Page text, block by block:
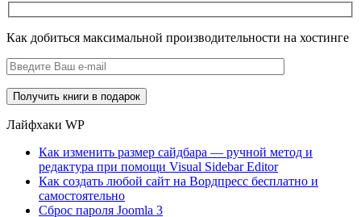
Как добиться максимальной производительности на хостинге
Лайфхаки WP
Как изменить размер сайдбара — ручной метод и
редактура при помощи Visual Sidebar Editor
Как создать любой сайт на Вордпресс бесплатно и
самостоятельно
Сброс пароля Joomla 3